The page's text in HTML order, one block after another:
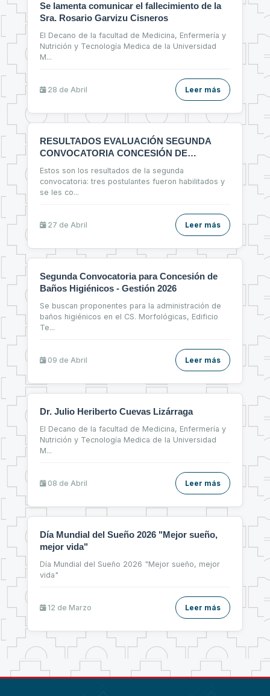
Se lamenta comunicar el fallecimiento de la
Sra. Rosario Garvizu Cisneros
El Decano de la facultad de Medicina, Enfermería y
Nutrición y Tecnología Medica de la Universidad
M...
28 de Abril Leer más
RESULTADOS EVALUACIÓN SEGUNDA
CONVOCATORIA CONCESIÓN DE
Estos son los resultados de la segunda
convocatoria: tres postulantes fueron habilitados y
se les co...
27 de Abril Leer más
Segunda Convocatoria para Concesión de
Baños Higiénicos - Gestión 2026
Se buscan proponentes para la administración de
baños higiénicos en el CS. Morfológicas, Edificio
Te...
09 de Abril Leer más
Dr. Julio Heriberto Cuevas Lizárraga
El Decano de la facultad de Medicina, Enfermería y
Nutrición y Tecnología Medica de la Universidad
M...
08 de Abril Leer más
Día Mundial del Sueño 2026 "Mejor sueño,
mejor vida"
Día Mundial del Sueño 2026 "Mejor sueño, mejor
vida"
12 de Marzo Leer más